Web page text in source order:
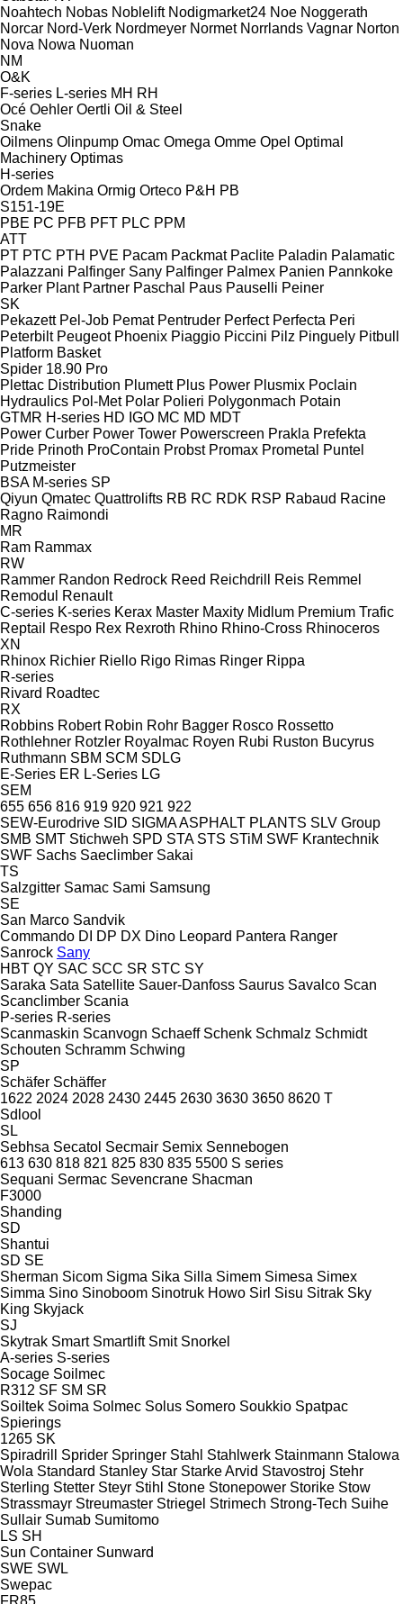
Noahtech Nobas Noblelift Nodigmarket24 Noe Noggerath
Norcar Nord-Verk Nordmeyer Normet Norrlands Vagnar Norton
Nova Nowa Nuoman
NM
O&K
F-series L-series MH RH
Océ Oehler Oertli Oil & Steel
Snake
Oilmens Olinpump Omac Omega Omme Opel Optimal
Machinery Optimas
H-series
Ordem Makina Ormig Orteco P&H PB
S151-19E
PBE PC PFB PFT PLC PPM
ATT
PT PTC PTH PVE Pacam Packmat Paclite Paladin Palamatic
Palazzani Palfinger Sany Palfinger Palmex Panien Pannkoke
Parker Plant Partner Paschal Paus Pauselli Peiner
SK
Pekazett Pel-Job Pemat Pentruder Perfect Perfecta Peri
Peterbilt Peugeot Phoenix Piaggio Piccini Pilz Pinguely Pitbull
Platform Basket
Spider 18.90 Pro
Plettac Distribution Plumett Plus Power Plusmix Poclain
Hydraulics Pol-Met Polar Polieri Polygonmach Potain
GTMR H-series HD IGO MC MD MDT
Power Curber Power Tower Powerscreen Prakla Prefekta
Pride Prinoth ProContain Probst Promax Prometal
Puntel
Putzmeister
BSA M-series SP
Qiyun Qmatec Quattrolifts RB RC RDK RSP Rabaud Racine
Ragno Raimondi
MR
Ram Rammax
RW
Rammer Randon Redrock Reed Reichdrill Reis Remmel
Remodul
Renault
C-series K-series Kerax Master Maxity Midlum Premium Trafic
Reptail
Respo Rex Rexroth Rhino Rhino-Cross Rhinoceros
XN
Rhinox Richier Riello Rigo Rimas Ringer Rippa
R-series
Rivard Roadtec
RX
Robbins Robert Robin Rohr Bagger Rosco Rossetto
Rothlehner Rotzler Royalmac Royen Rubi Ruston Bucyrus
Ruthmann SBM SCM SDLG
E-Series ER L-Series LG
SEM
655 656 816 919 920 921 922
SEW-Eurodrive SID SIGMA ASPHALT PLANTS SLV Group
SMB SMT Stichweh SPD STA STS STiM SWF Krantechnik
SWF Sachs Saeclimber Sakai
TS
Salzgitter Samac Sami Samsung
SE
San Marco Sandvik
Commando DI DP DX Dino Leopard Pantera Ranger
Sanrock Sany
HBT QY SAC SCC SR STC SY
Saraka Sata Satellite Sauer-Danfoss Saurus Savalco Scan
Scanclimber Scania
P-series R-series
Scanmaskin Scanvogn Schaeff Schenk Schmalz Schmidt
Schouten Schramm Schwing
SP
Schäfer Schäffer
1622 2024 2028 2430 2445 2630 3630 3650 8620 T
Sdlool
SL
Sebhsa Secatol Secmair Semix Sennebogen
613 630 818 821 825 830 835 5500 S series
Sequani Sermac Sevencrane Shacman
F3000
Shanding
SD
Shantui
SD SE
Sherman Sicom Sigma Sika Silla Simem Simesa Simex
Simma Sino Sinoboom Sinotruk Howo Sirl Sisu Sitrak Sky
King Skyjack
SJ
Skytrak Smart Smartlift Smit Snorkel
A-series S-series
Socage Soilmec
R312 SF SM SR
Soiltek Soima Solmec Solus Somero Soukkio Spatpac
Spierings
1265 SK
Spiradrill
Sprider Springer Stahl Stahlwerk Stainmann Stalowa
Wola Standard Stanley Star Starke Arvid Stavostroj Stehr
Sterling Stetter Steyr Stihl Stone Stonepower Storike Stow
Strassmayr Streumaster Striegel Strimech Strong-Tech Suihe
Sullair Sumab Sumitomo
LS SH
Sun Container Sunward
SWE SWL
Swepac
FR85